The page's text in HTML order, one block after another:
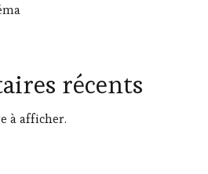
récents
à afficher.